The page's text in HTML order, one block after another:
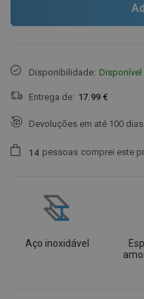
Disponibilidade: Disponível
Entrega de: 17.99 €
Devoluções em até 100 dias
1 4 pessoas comprei este
Aço inoxidável